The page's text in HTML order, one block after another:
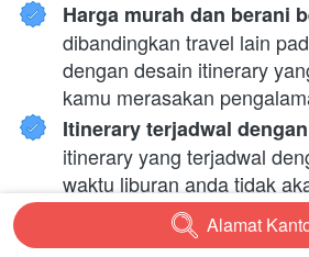
dibandingkan travel lain
dengan desain itinerary
kamu merasakan
Itinerary terjadwal
itinerary yang terjadwal
waktu liburan anda tidak
Profesional & Well-
terbiasa handle trip outing
` Alamat